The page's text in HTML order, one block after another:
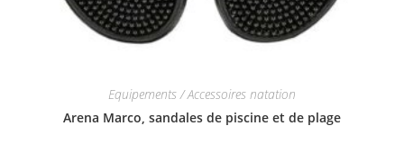
Equipements / Accessoires natation
Arena Marco, sandales de piscine et de plage